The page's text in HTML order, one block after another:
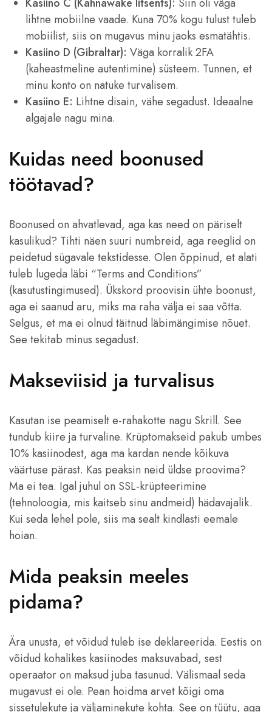
Kasiino C (Kahnawake litsents): Siin oli väga
lihtne mobiilne vaade. Kuna 70% kogu tulust tuleb
mobiilist, siis on mugavus minu jaoks esmatähtis.
Kasiino D (Gibraltar): Väga korralik 2FA
(kaheastmeline autentimine) süsteem. Tunnen, et
minu konto on natuke turvalisem.
Kasiino E: Lihtne disain, vähe segadust. Ideaalne
algajale nagu mina.
Kuidas need boonused
töötavad?
Boonused on ahvatlevad, aga kas need on päriselt
kasulikud? Tihti näen suuri numbreid, aga reeglid on
peidetud sügavale tekstidesse. Olen õppinud, et alati
tuleb lugeda läbi “Terms and Conditions”
(kasutustingimused). Ükskord proovisin ühte boonust,
aga ei saanud aru, miks ma raha välja ei saa võtta.
Selgus, et ma ei olnud täitnud läbimängimise nõuet.
See tekitab minus segadust.
Makseviisid ja turvalisus
Kasutan ise peamiselt e-rahakotte nagu Skrill. See
tundub kiire ja turvaline. Krüptomakseid pakub umbes
10% kasiinodest, aga ma kardan nende kõikuva
väärtuse pärast. Kas peaksin neid üldse proovima?
Ma ei tea. Igal juhul on SSL-krüpteerimine
(tehnoloogia, mis kaitseb sinu andmeid) hädavajalik.
Kui seda lehel pole, siis ma sealt kindlasti eemale
hoian.
Mida peaksin meeles
pidama?
Ära unusta, et võidud tuleb ise deklareerida. Eestis on
võidud kohalikes kasiinodes maksuvabad, sest
operaator on maksud juba tasunud. Välismaal seda
mugavust ei ole. Pean hoidma arvet kõigi oma
sissetulekute ja väljaminekute kohta. See on tüütu, aga